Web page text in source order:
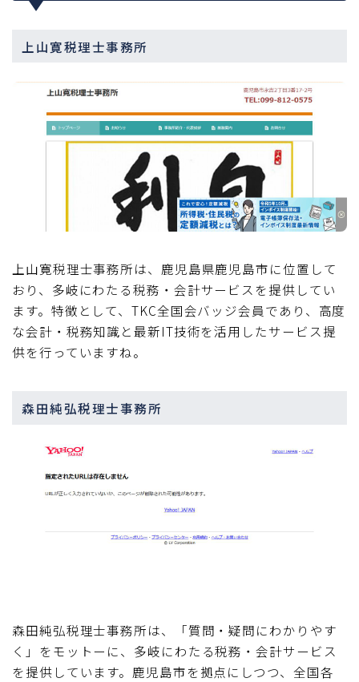
上山寛税理士事務所
上山寛税理士事務所は、鹿児島県鹿児島市に位置して
おり、多岐にわたる税務・会計サービスを提供してい
ます。特徴として、TKC全国会バッジ会員であり、高度
な会計・税務知識と最新IT技術を活用したサービス提
供を行っていますね。
森田純弘税理士事務所
森田純弘税理士事務所は、「質問・疑問にわかりやす
く」をモットーに、多岐にわたる税務・会計サービス
を提供しています。鹿児島市を拠点にしつつ、全国各